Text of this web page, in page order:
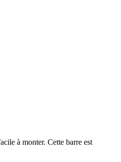
à monter. Cette barre est